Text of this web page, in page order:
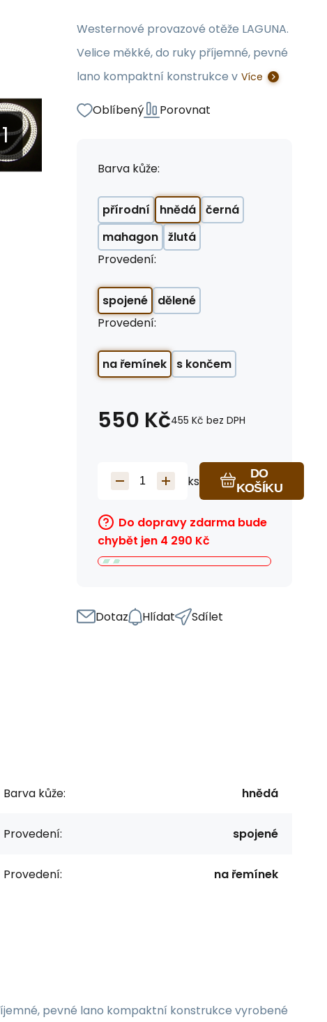
Westernové provazové otěže LAGUNA.
Velice měkké, do ruky příjemné, pevné
lano kompaktní konstrukce v Více
Oblíbený Porovnat
Barva kůže:
přírodní hnědá
černá
mahagon
žlutá
Provedení:
spojené
dělené
Provedení:
na řemínek s končem
550 Kč455 Kč bez DPH
ks
DO
KOŠÍKU
Do dopravy zdarma bude
chybět jen 4 290 Kč
Dotaz Hlídat Sdílet
Barva kůže: hnědá
Provedení: spojené
Provedení: na řemínek
pevné lano kompaktní konstrukce vyrobené